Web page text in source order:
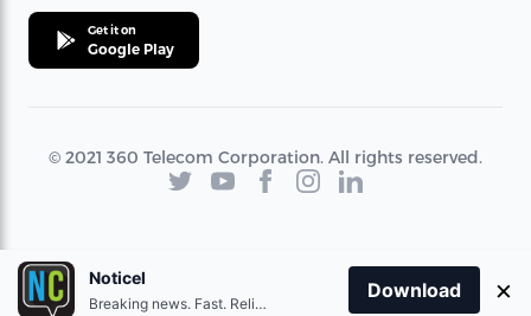
Get it on
Google Play
© 2021 360 Telecom Corporation. All rights reserved.
Noticel
Breaking news. Fast. Reliable.
Download ×